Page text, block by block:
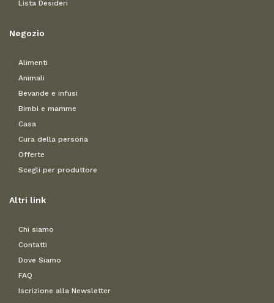
Lista Desideri
Negozio
Alimenti
Animali
Bevande e infusi
Bimbi e mamme
Casa
Cura della persona
Offerte
Scegli per produttore
Altri link
Chi siamo
Contatti
Dove Siamo
FAQ
Iscrizione alla Newsletter